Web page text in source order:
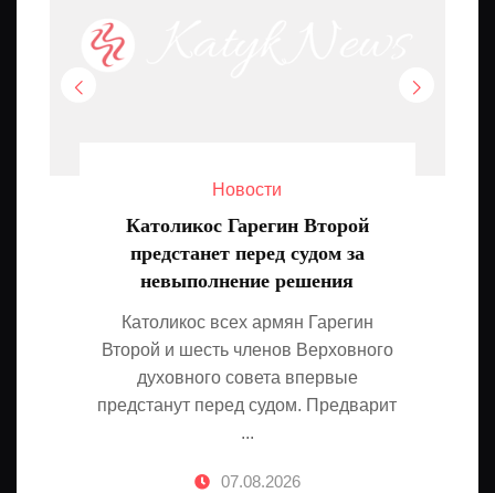
Новости
Католикос Гарегин Второй
предстанет перед судом за
невыполнение решения
Католикос всех армян Гарегин
Второй и шесть членов Верховного
духовного совета впервые
предстанут перед судом. Предварит
...
07.08.2026